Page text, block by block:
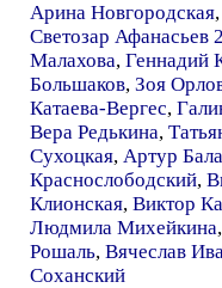
Арина Новгородская,
Светозар Афанасьев 2
Малахова, Геннадий
Большаков, Зоя
Катаева-Вергес,
Вера Редькина,
Сухоцкая, Артур
Краснослободский,
Клионская, Виктор
Людмила Михейкина,
Рошаль, Вячеслав
Соханский